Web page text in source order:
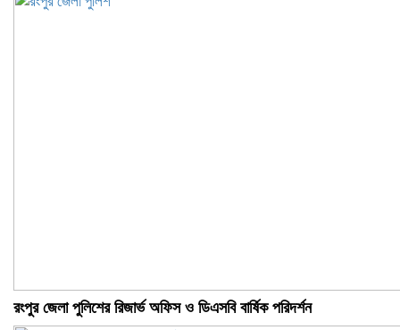
রংপুর জেলা পুলিশের রিজার্ভ অফিস ও ডিএসবি বার্ষিক পরিদর্শন